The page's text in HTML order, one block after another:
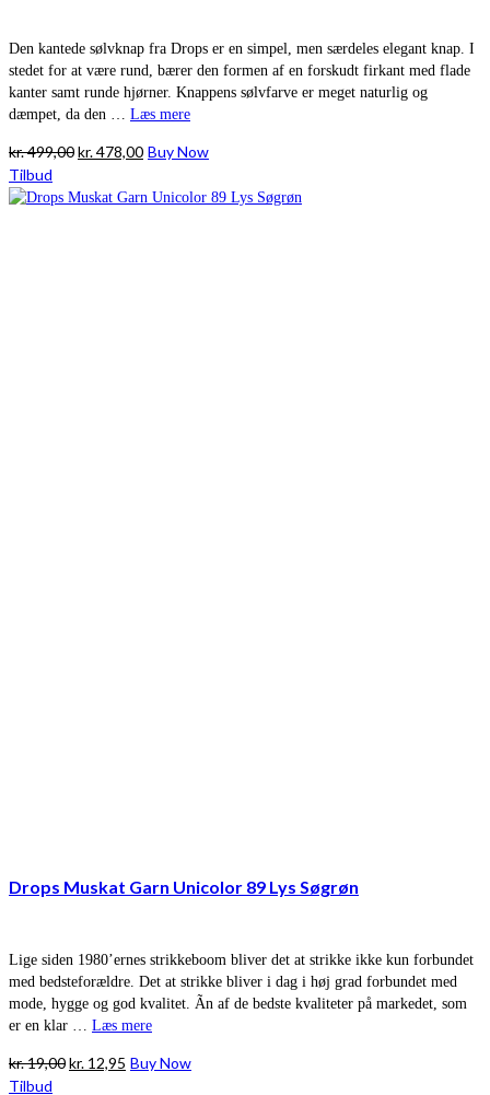
Den kantede sølvknap fra Drops er en simpel, men særdeles elegant knap. I
stedet for at være rund, bærer den formen af en forskudt firkant med flade
kanter samt runde hjørner. Knappens sølvfarve er meget naturlig og
dæmpet, da den … Læs mere
kr.499,00Den
pris
kr.478,00Den
pris
Buy Now
Tilbud
Drops Muskat Garn Unicolor 89 Lys Søgrøn
Lige siden 1980’ernes strikkeboom bliver det at strikke ikke kun forbundet
med bedsteforældre. Det at strikke bliver i dag i høj grad forbundet med
mode, hygge og god kvalitet. Ãn af de bedste kvaliteter på markedet, som
er en klar … Læs mere
kr.19,00Den
kr. 12,95 Den
Buy Now
Tilbud